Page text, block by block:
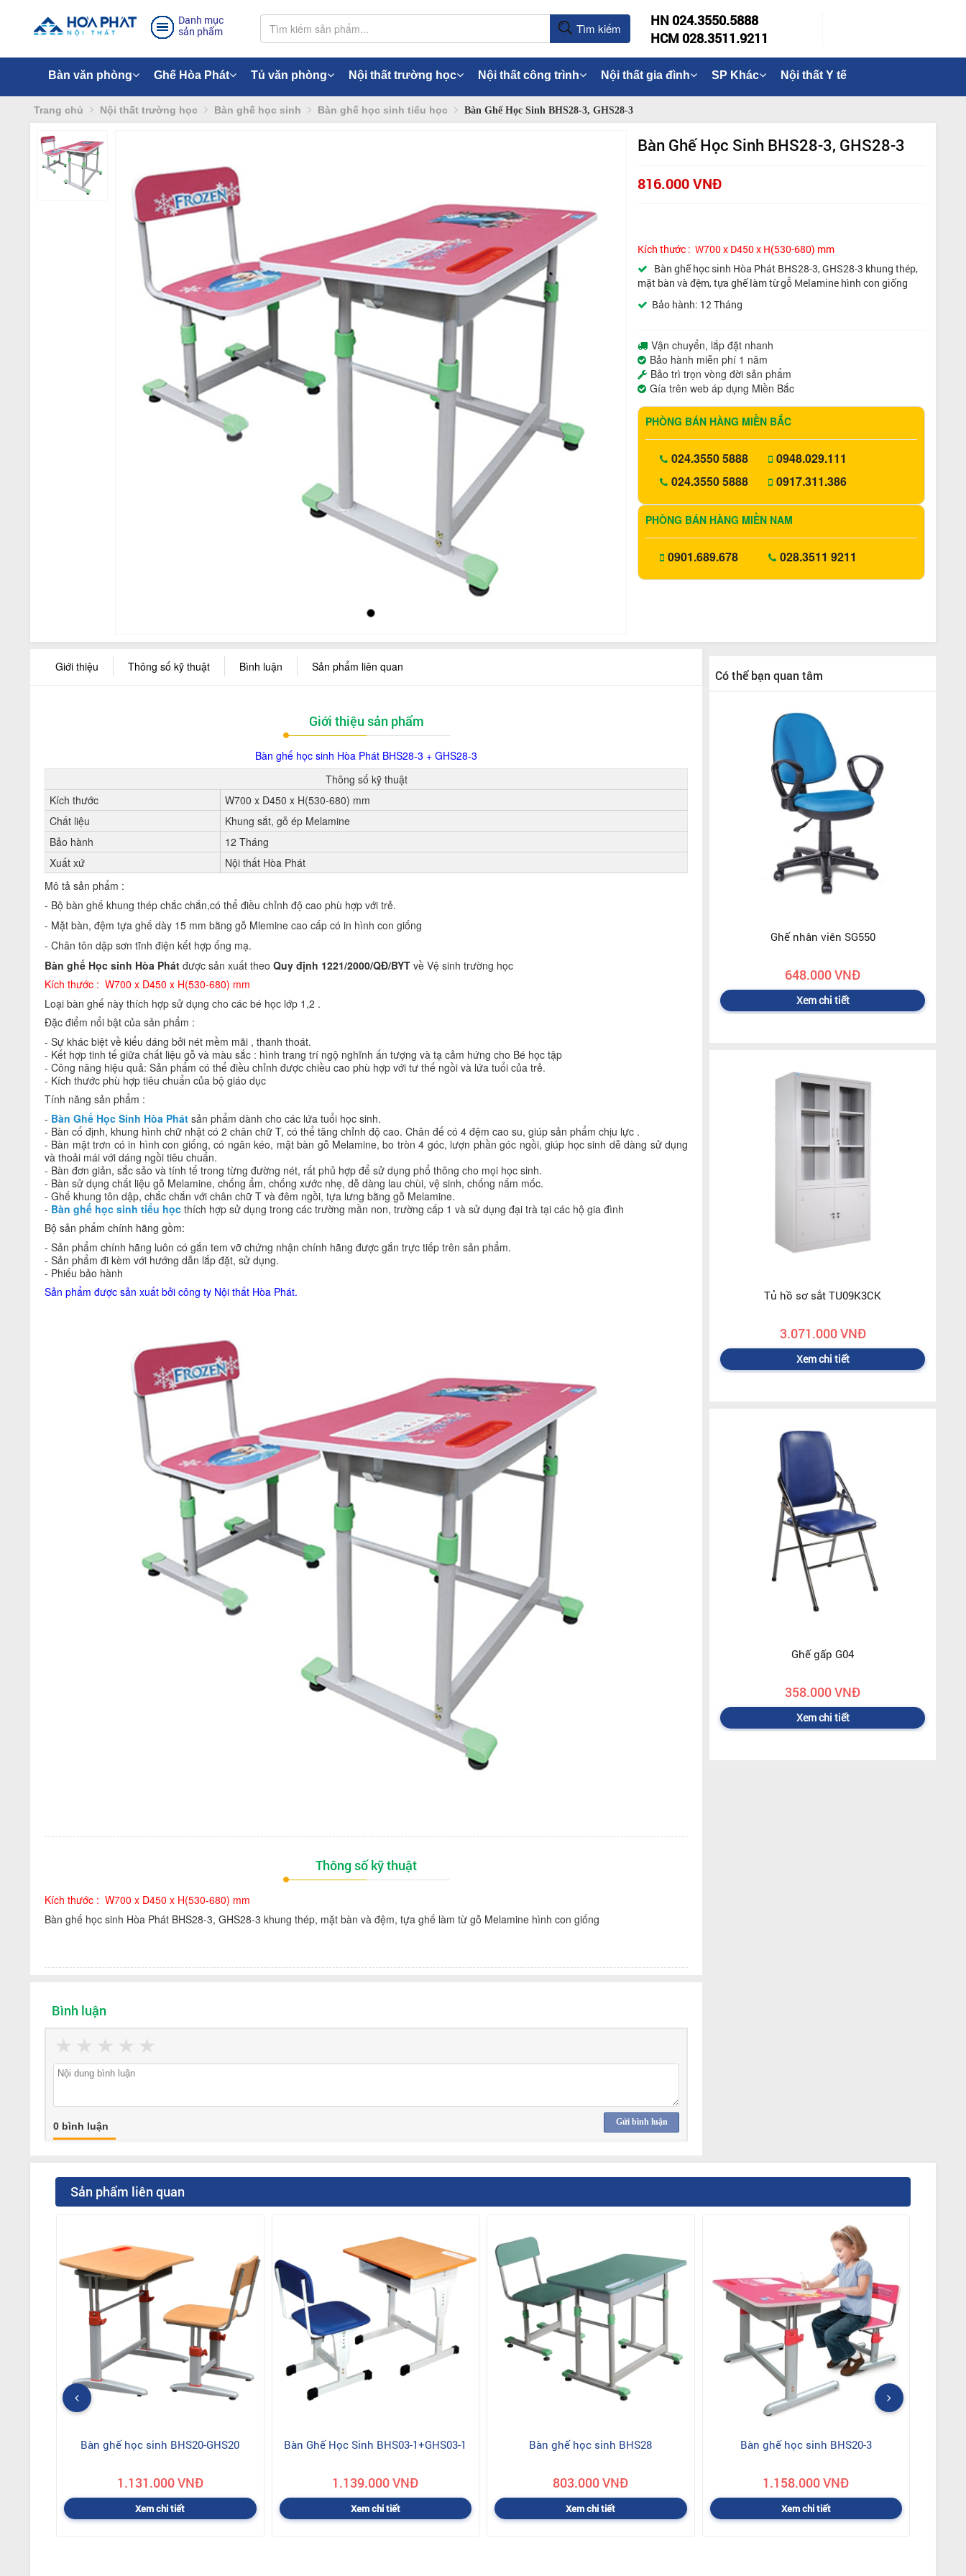
Danh mục
sản phẩm
Tìm kiếm
HN 024.3550.5888
HCM 028.3511.9211
Bàn văn phòng Ghế Hòa Phát Tủ văn phòng Nội thất trường học Nội thất công trình Nội thất gia đình SP Khác Nội thất Y tế
Trang chủ Nội thất trường học Bàn ghế học sinh Bàn ghế học sinh tiểu học Bàn Ghế Học Sinh BHS28-3, GHS28-3
Bàn Ghế Học Sinh BHS28-3, GHS28-3
816.000 VNĐ
Kích thước : W700 x D450 x H(530-680) mm
Bàn ghế học sinh Hòa Phát BHS28-3, GHS28-3 khung thép,
mặt bàn và đệm, tựa ghế làm từ gỗ Melamine hình con giống
Bảo hành: 12 Tháng
Vận chuyển, lắp đặt nhanh
Bảo hành miễn phí 1 năm
Bảo trì trọn vòng đời sản phẩm
Gía trên web áp dụng Miền Bắc
PHÒNG BÁN HÀNG MIỀN BẮC
024.3550 5888
024.3550 5888
0948.029.111
0917.311.386
PHÒNG BÁN HÀNG MIỀN NAM
0901.689.678 028.3511 9211
Giới thiệu Thông số kỹ thuật Bình luận Sản phẩm liên quan
Giới thiệu sản phẩm
Bàn ghế học sinh Hòa Phát BHS28-3 + GHS28-3
Thông số kỹ thuật
Kích thước
W700 x D450 x H(530-680) mm
Chất liệu
Khung sắt, gỗ ép Melamine
Bảo hành
12 Tháng
Xuất xứ
Nội thất Hòa Phát
Mô tả sản phẩm :
- Bộ bàn ghế khung thép chắc chắn,có thể điều chỉnh độ cao phù hợp với trẻ.
- Mặt bàn, đệm tựa ghế dày 15 mm bằng gỗ Mlemine cao cấp có in hình con giống
- Chân tôn dập sơn tĩnh điện kết hợp ống mạ.
Bàn ghế Học sinh Hòa Phát được sản xuất theo Quy định 1221/2000/QĐ/BYT về Vệ sinh trường học
Kích thước : W700 x D450 x H(530-680) mm
Loại bàn ghế này thích hợp sử dụng cho các bé học lớp 1,2 .
Đặc điểm nổi bật của sản phẩm :
- Sự khác biệt về kiểu dáng bởi nét mềm mãi , thanh thoát.
- Kết hợp tinh tế giữa chất liệu gỗ và màu sắc : hình trang trí ngộ nghĩnh ấn tượng và tạ cảm hứng cho Bé học tập
- Công năng hiệu quả: Sản phẩm có thể điều chỉnh được chiều cao phù hợp với tư thế ngồi và lứa tuổi của trẻ.
- Kích thước phù hợp tiêu chuẩn của bộ giáo dục
Tính năng sản phẩm :
- Bàn Ghế Học Sinh Hòa Phát sản phẩm dành cho các lứa tuổi học sinh.
- Bàn cố định, khung hình chữ nhật có 2 chân chữ T, có thể tăng chỉnh độ cao. Chân đế có 4 đệm cao su, giúp sản phẩm chịu lực .
- Bàn mặt trơn có in hình con giống, có ngăn kéo, mặt bàn gỗ Melamine, bo tròn 4 góc, lượn phần góc ngồi, giúp học sinh dễ dàng sử dụng
và thoải mái với dáng ngồi tiêu chuẩn.
- Bàn đơn giản, sắc sảo và tính tế trong từng đường nét, rất phủ hợp để sử dụng phổ thông cho mọi học sinh.
- Bàn sử dụng chất liệu gỗ Melamine, chống ẩm, chống xước nhẹ, dễ dàng lau chùi, vệ sinh, chống nấm mốc.
- Ghế khung tôn dập, chắc chắn với chân chữ T và đêm ngồi, tựa lưng bằng gỗ Melamine.
- Bàn ghế học sinh tiểu học thích hợp sử dụng trong các trường mần non, trường cấp 1 và sử dụng đại trà tại các hộ gia đình
Bộ sản phẩm chính hãng gồm:
- Sản phẩm chính hãng luôn có gắn tem vỡ chứng nhận chính hãng được gắn trực tiếp trên sản phẩm.
- Sản phẩm đi kèm với hướng dẫn lắp đặt, sử dụng.
- Phiếu bảo hành
Sản phẩm được sản xuất bởi công ty Nội thất Hòa Phát.
Thông số kỹ thuật
Kích thước : W700 x D450 x H(530-680) mm
Bàn ghế học sinh Hòa Phát BHS28-3, GHS28-3 khung thép, mặt bàn và đệm, tựa ghế làm từ gỗ Melamine hình con giống
Bình luận
★
★
★
★
★
Gửi bình luận
0 bình luận
Có thể bạn quan tâm
Ghế nhân viên SG550
648.000 VNĐ
Xem chi tiết
Tủ hồ sơ sắt TU09K3CK
3.071.000 VNĐ
Xem chi tiết
Ghế gấp G04
358.000 VNĐ
Xem chi tiết
Sản phẩm liên quan
Bàn ghế học sinh BHS20-GHS20
1.131.000 VNĐ
Xem chi tiết
Bàn Ghế Học Sinh BHS03-1+GHS03-1
1.139.000 VNĐ
Xem chi tiết
Bàn ghế học sinh BHS28
803.000 VNĐ
Xem chi tiết
Bàn ghế học sinh BHS20-3
1.158.000 VNĐ
Xem chi tiết